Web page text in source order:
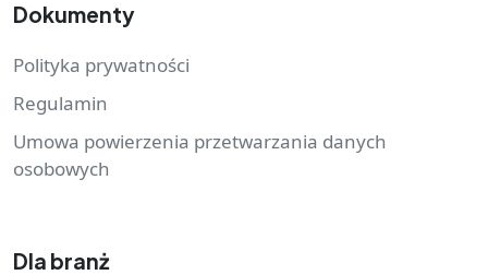
Dokumenty
Polityka prywatności
Regulamin
Umowa powierzenia przetwarzania danych
osobowych
Dla branż